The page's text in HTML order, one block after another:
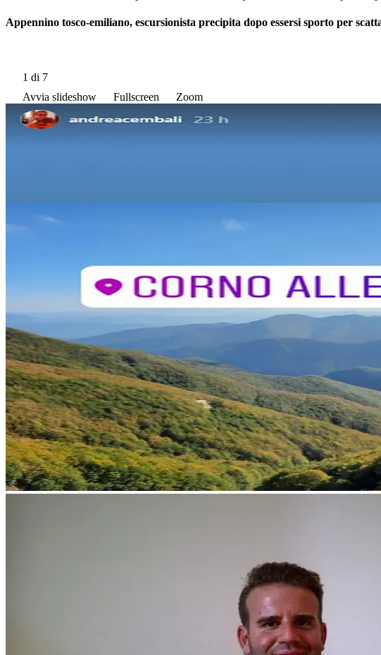
Appennino tosco-emiliano, escursionista precipita dopo essersi sporto per
1 di 7
Avvia slideshow
Fullscreen Zoom